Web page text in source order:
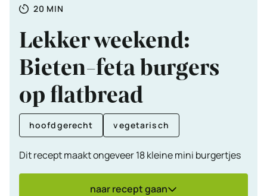
Totale
20 MINUTEN
MIN
Lekker weekend:
Bieten-feta burgers
op flatbread
hoofdgerecht vegetarisch
Dit recept maakt ongeveer 18 kleine mini burgertjes
naar recept gaan